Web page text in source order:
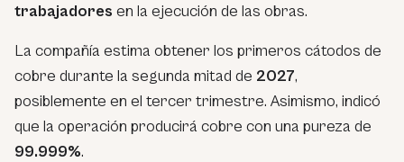
trabajadores en la ejecución de las obras.
La compañía estima obtener los primeros cátodos de
cobre durante la segunda mitad de 2027,
posiblemente en el tercer trimestre. Asimismo, indicó
que la operación producirá cobre con una pureza de
99.999%.